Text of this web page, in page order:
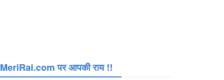
MeriRai.com पर आपकी राय !!